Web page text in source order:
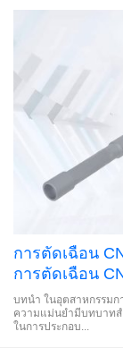
การตัดเฉือน
การตัดเฉือน
บทนำ ในอุตสาหกรรมก
ความแม่นยำมีบทบาทส
ในการประกอบ...